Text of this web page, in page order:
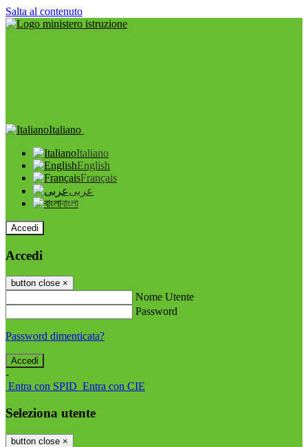
Salta al contenuto
Italiano
Italiano
English
Français
عربى
বাংলা
Accedi
Accedi
button close ×
Nome Utente
Password
Password dimenticata?
-
Entra con SPID Entra con CIE
Seleziona utente
button close ×